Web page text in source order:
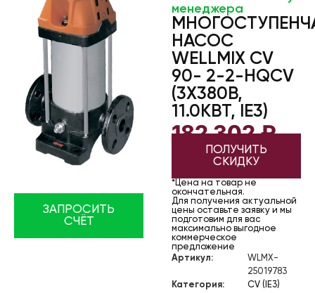
ЗАПРОСИТЬ
СЧЁТ
менеджера
НАСОС
WELLMIX CV
90- 2-2-HQCV
(3Х380В,
11.0КВТ, IE3)
182 302₽
ПОЛУЧИТЬ
СКИДКУ
*Цена на товар не
окончательная.
Для получения актуальной
цены оставьте заявку и мы
подготовим для вас
максимально выгодное
коммерческое
предложение
Артикул:
WLMX-
25019783
Категория:
CV (IE3)